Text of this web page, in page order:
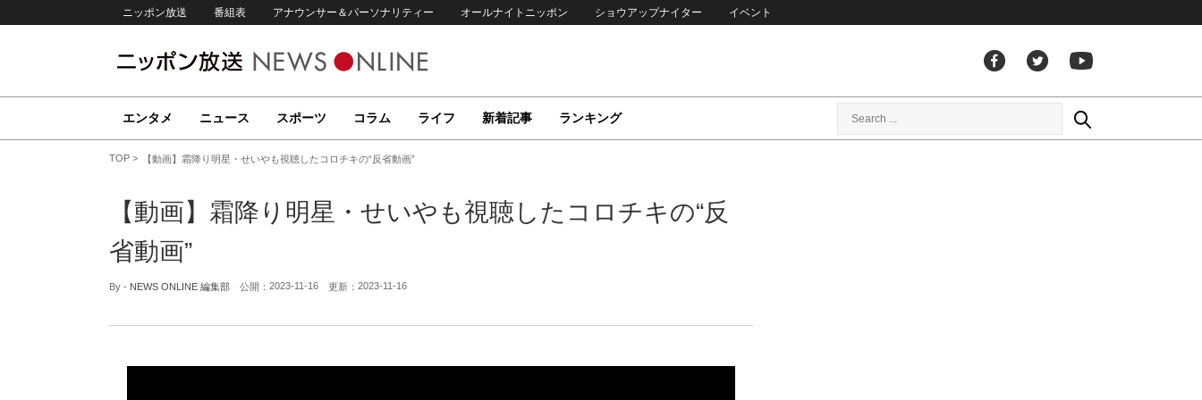
ニッポン放送 番組表 アナウンサー＆パーソナリティー オールナイトニッポン ショウアップナイター イベント
エンタメ ニュース スポーツ コラム ライフ 新着記事 ランキング
TOP 【動画】霜降り明星・せいやも視聴したコロチキの“反省動画”
【動画】霜降り明星・せいやも視聴したコロチキの“反
省動画”
By - NEWS ONLINE 編集部 公開： 2023-11-16 更新： 2023-11-16